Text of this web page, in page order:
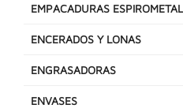
EMPACADURAS
ENCERADOS Y LONAS
ENGRASADORAS
ENVASES